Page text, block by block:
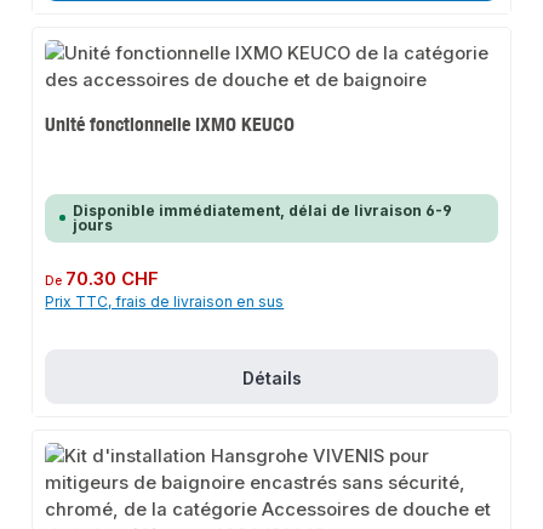
Unité fonctionnelle IXMO KEUCO
Disponible immédiatement, délai de livraison 6-9
jours
Prix régulier :
De 70.30 CHF
Prix TTC, frais de livraison en sus
Détails